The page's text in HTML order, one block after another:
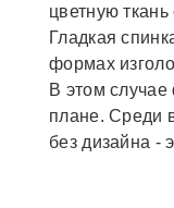
цветную
Гладкая
формах
В этом
плане. Среди
без дизайна -